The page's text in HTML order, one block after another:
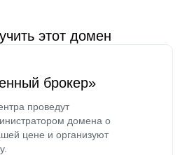
этот домен
брокер»
проведут
домена о
цене и организуют